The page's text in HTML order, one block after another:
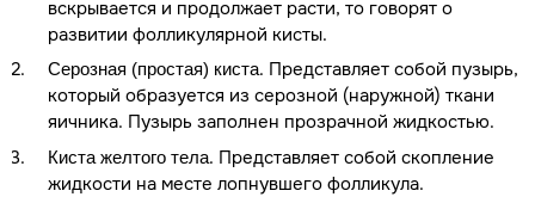
вскрывается и продолжает расти, то говорят о
развитии фолликулярной кисты.
Серозная (простая) киста. Представляет собой пузырь,
который образуется из серозной (наружной) ткани
яичника. Пузырь заполнен прозрачной жидкостью.
Киста желтого тела. Представляет собой скопление
жидкости на месте лопнувшего фолликула.